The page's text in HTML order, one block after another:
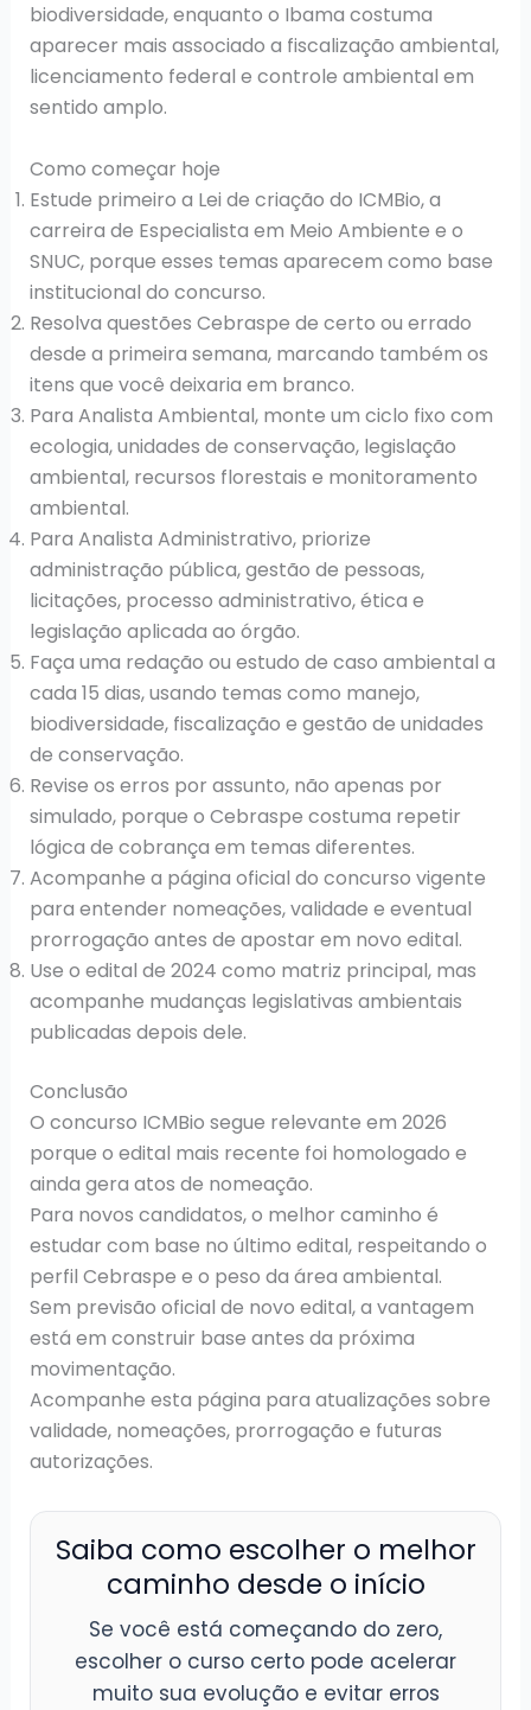
biodiversidade, enquanto o Ibama costuma
aparecer mais associado a fiscalização ambiental,
licenciamento federal e controle ambiental em
sentido amplo.
Como começar hoje
Estude primeiro a Lei de criação do ICMBio, a
carreira de Especialista em Meio Ambiente e o
SNUC, porque esses temas aparecem como base
institucional do concurso.
Resolva questões Cebraspe de certo ou errado
desde a primeira semana, marcando também os
itens que você deixaria em branco.
Para Analista Ambiental, monte um ciclo fixo com
ecologia, unidades de conservação, legislação
ambiental, recursos florestais e monitoramento
ambiental.
Para Analista Administrativo, priorize
administração pública, gestão de pessoas,
licitações, processo administrativo, ética e
legislação aplicada ao órgão.
Faça uma redação ou estudo de caso ambiental a
cada 15 dias, usando temas como manejo,
biodiversidade, fiscalização e gestão de unidades
de conservação.
Revise os erros por assunto, não apenas por
simulado, porque o Cebraspe costuma repetir
lógica de cobrança em temas diferentes.
Acompanhe a página oficial do concurso vigente
para entender nomeações, validade e eventual
prorrogação antes de apostar em novo edital.
Use o edital de 2024 como matriz principal, mas
acompanhe mudanças legislativas ambientais
publicadas depois dele.
Conclusão
O concurso ICMBio segue relevante em 2026
porque o edital mais recente foi homologado e
ainda gera atos de nomeação.
Para novos candidatos, o melhor caminho é
estudar com base no último edital, respeitando o
perfil Cebraspe e o peso da área ambiental.
Sem previsão oficial de novo edital, a vantagem
está em construir base antes da próxima
movimentação.
Acompanhe esta página para atualizações sobre
validade, nomeações, prorrogação e futuras
autorizações.
Saiba como escolher o melhor
caminho desde o início
Se você está começando do zero,
escolher o curso certo pode acelerar
muito sua evolução e evitar erros